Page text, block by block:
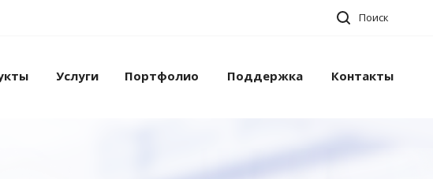
Поиск
Услуги Портфолио Поддержка Контакты